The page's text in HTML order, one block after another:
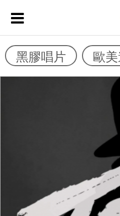
黑膠唱片 歐